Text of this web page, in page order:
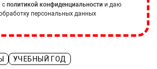
с политикой конфиденциальности и даю
персональных данных
УЧЕБНЫЙ ГОД